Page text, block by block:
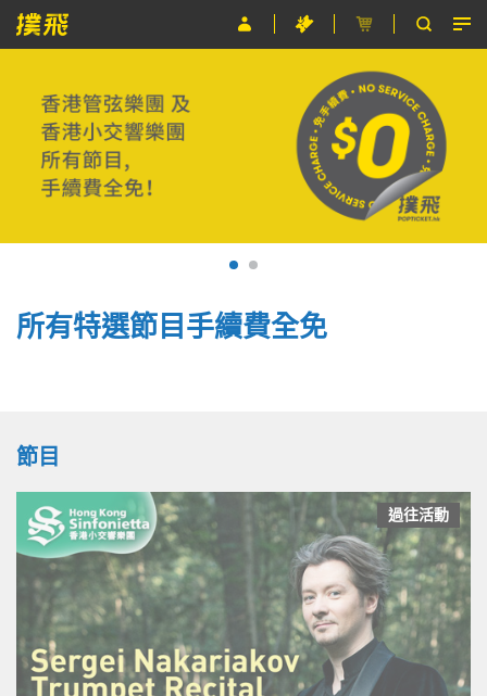
主辦單位
關於撲飛
所有特選節目手續費全免
節目
過往活動